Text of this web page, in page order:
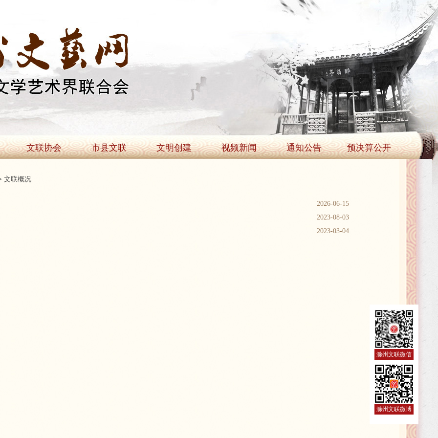
文联协会 市县文联 文明创建 视频新闻 通知公告 预决算公开
文联概况
2026-06-15
2023-08-03
2023-03-04
滁州文联微信
滁州文联微博